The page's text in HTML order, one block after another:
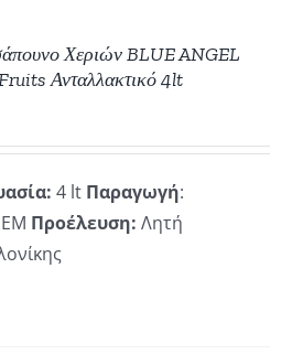
Χεριών BLUE ANGEL
Ανταλλακτικό 4lt
4 lt Παραγωγή:
Προέλευση: Λητή